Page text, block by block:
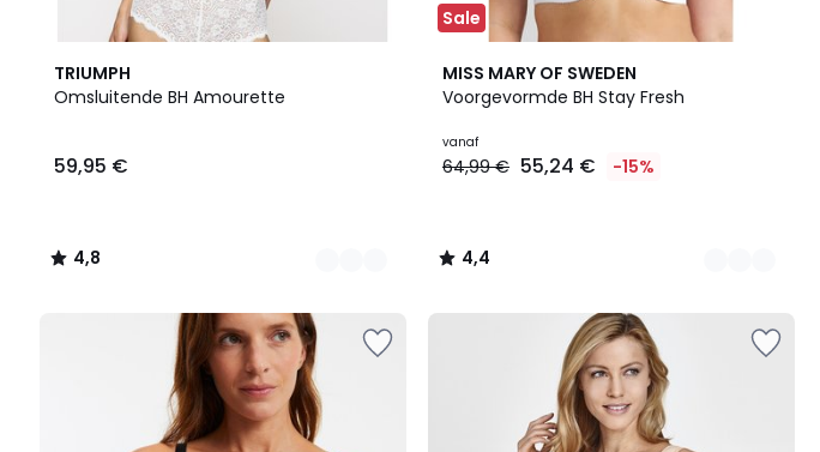
TRIUMPH
Omsluitende BH Amourette
59,95 €
4,8
/ 5
4
Kleuren
4,8
/
Sale
MISS MARY OF SWEDEN
Voorgevormde BH Stay Fresh
vanaf
64,99 € 55,24 € -15%
4,4
/ 5
5
Kleuren
4,4
/